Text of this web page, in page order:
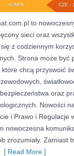
CZE -
ADMIN
to
sieci oraz
się z codziennym
Strona może być
które chcą przyswoić
oraz
Nowości
i Prawo i Regulacje
nowoczesna
zrozumiały. Zamiast
[ Read More ]